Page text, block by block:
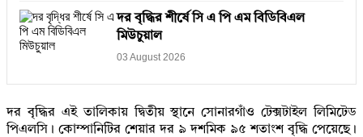
দর বৃদ্ধির শীর্ষে সি এ পি এম বিডিবিএল
মিউচুয়াল
03 August 2026
দর বৃদ্ধির এই তালিকায় দ্বিতীয় স্থানে সোনারগাঁও টেক্সটাইল লিমিটেড
পিএলসি। কোম্পানিটির শেয়ার দর ৯ দশমিক ৯৫ শতাংশ বৃদ্ধি পেয়েছে।